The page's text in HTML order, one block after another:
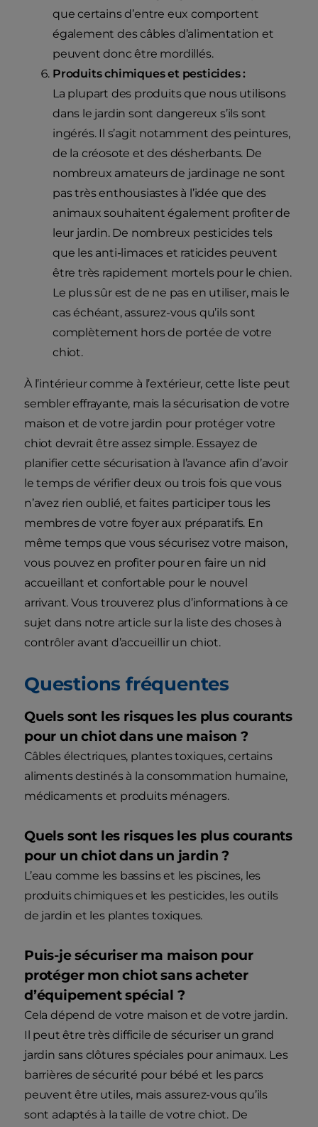
que certains d’entre eux comportent
également des câbles d’alimentation et
peuvent donc être mordillés.
Produits chimiques et pesticides :
La plupart des produits que nous utilisons
dans le jardin sont dangereux s’ils sont
ingérés. Il s’agit notamment des peintures,
de la créosote et des désherbants. De
nombreux amateurs de jardinage ne sont
pas très enthousiastes à l’idée que des
animaux souhaitent également profiter de
leur jardin. De nombreux pesticides tels
que les anti-limaces et raticides peuvent
être très rapidement mortels pour le chien.
Le plus sûr est de ne pas en utiliser, mais le
cas échéant, assurez-vous qu’ils sont
complètement hors de portée de votre
chiot.
À l’intérieur comme à l’extérieur, cette liste peut
sembler effrayante, mais la sécurisation de votre
maison et de votre jardin pour protéger votre
chiot devrait être assez simple. Essayez de
planifier cette sécurisation à l’avance afin d’avoir
le temps de vérifier deux ou trois fois que vous
n’avez rien oublié, et faites participer tous les
membres de votre foyer aux préparatifs. En
même temps que vous sécurisez votre maison,
vous pouvez en profiter pour en faire un nid
accueillant et confortable pour le nouvel
arrivant. Vous trouverez plus d’informations à ce
sujet dans notre article sur la liste des choses à
contrôler avant d’accueillir un chiot.
Questions fréquentes
Quels sont les risques les plus courants
pour un chiot dans une maison ?
Câbles électriques, plantes toxiques, certains
aliments destinés à la consommation humaine,
médicaments et produits ménagers.
Quels sont les risques les plus courants
pour un chiot dans un jardin ?
L’eau comme les bassins et les piscines, les
produits chimiques et les pesticides, les outils
de jardin et les plantes toxiques.
Puis-je sécuriser ma maison pour
protéger mon chiot sans acheter
d’équipement spécial ?
Cela dépend de votre maison et de votre jardin.
Il peut être très difficile de sécuriser un grand
jardin sans clôtures spéciales pour animaux. Les
barrières de sécurité pour bébé et les parcs
peuvent être utiles, mais assurez-vous qu’ils
sont adaptés à la taille de votre chiot. De